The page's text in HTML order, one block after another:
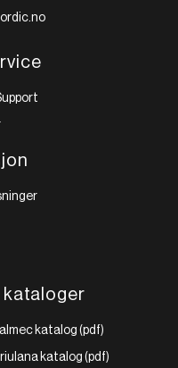
kataloger
katalog (pdf)
katalog (pdf)